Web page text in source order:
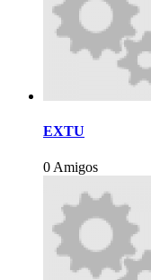
EXTU
0 Amigos